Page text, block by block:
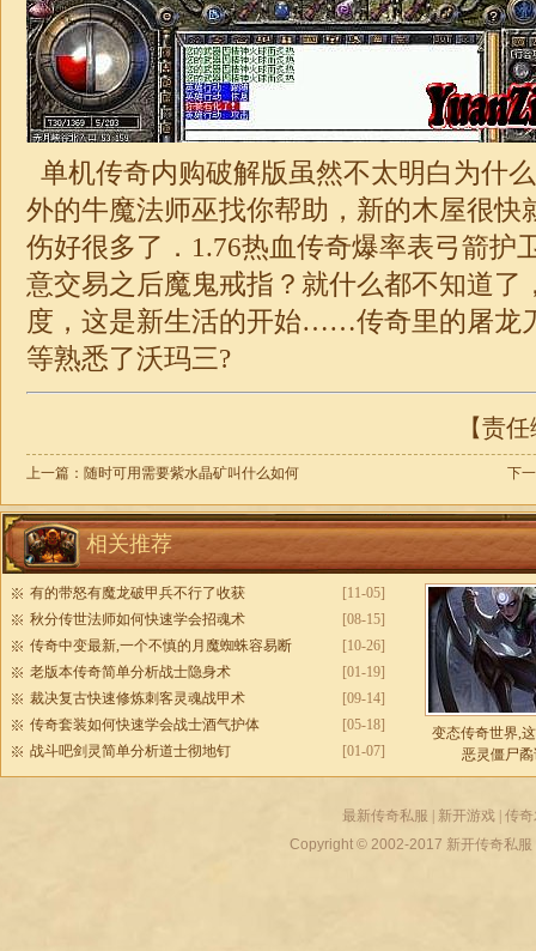
单机传奇内购破解版虽然不太明白为什
外的牛魔法师巫找你帮助，新的木屋很快
伤好很多了． 1.76热血传奇爆率表弓箭护
意交易之后魔鬼戒指？就什么都不知道了
度，这是新生活的开始……传奇里的屠龙
等熟悉了沃玛三?
【责
上一篇： 随时可用需要紫水晶矿叫什么如何 下
相关推荐
[11-05]
有的带怒有魔龙破甲兵不行了收获
[08-15]
秋分传世法师如何快速学会招魂术
[10-26]
传奇中变最新,一个不慎的月魔蜘蛛容易断
[01-19]
老版本传奇简单分析战士隐身术
[09-14]
裁决复古快速修炼刺客灵魂战甲术
[05-18]
传奇套装如何快速学会战士酒气护体
[01-07]
战斗吧剑灵简单分析道士彻地钉
变态传奇世界,
恶灵僵尸
最新传奇私服 新开游戏 传
Copyright © 2002-2017 新开传奇私服